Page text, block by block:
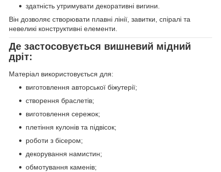
здатність утримувати декоративні вигини.
Він дозволяє створювати плавні лінії, завитки, спіралі та
невеликі конструктивні елементи.
Де застосовується вишневий мідний
дріт:
Матеріал використовується для:
виготовлення авторської біжутерії;
створення браслетів;
виготовлення сережок;
плетіння кулонів та підвісок;
роботи з бісером;
декорування намистин;
обмотування каменів;